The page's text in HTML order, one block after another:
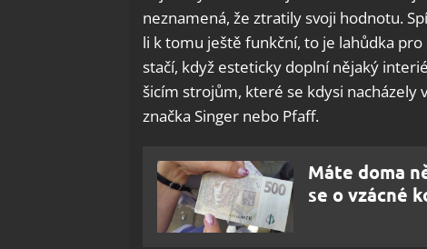
neznamená, že ztratily svoji hodnotu.
li k tomu ještě funkční, to je lahůdka
stačí, když esteticky doplní nějaký
šicím strojům, které se kdysi
značka Singer nebo Pfaff.
Máte doma
se o vzácné